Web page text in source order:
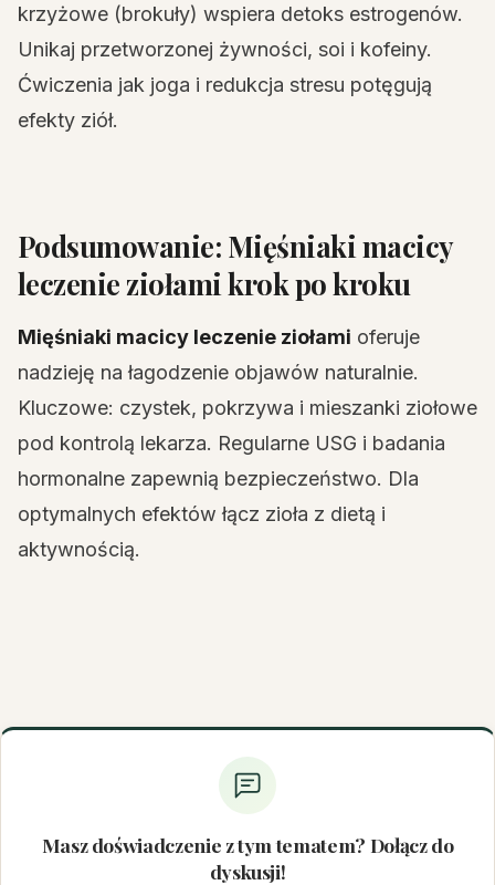
krzyżowe (brokuły) wspiera detoks estrogenów.
Unikaj przetworzonej żywności, soi i kofeiny.
Ćwiczenia jak joga i redukcja stresu potęgują
efekty ziół.
Podsumowanie: Mięśniaki macicy
leczenie ziołami krok po kroku
Mięśniaki macicy leczenie ziołami oferuje
nadzieję na łagodzenie objawów naturalnie.
Kluczowe: czystek, pokrzywa i mieszanki ziołowe
pod kontrolą lekarza. Regularne USG i badania
hormonalne zapewnią bezpieczeństwo. Dla
optymalnych efektów łącz zioła z dietą i
aktywnością.
Masz doświadczenie z tym tematem? Dołącz do
dyskusji!